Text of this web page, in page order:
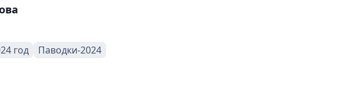
год Паводки-2024